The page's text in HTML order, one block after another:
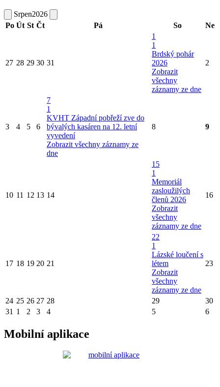
Srpen2026
Po Út St Čt Pá So Ne
27 28 29 30 31
1
1
Brdský pohár
2026
Zobrazit
všechny
záznamy ze dne
2
3 4 5 6
7
1
KVHT Západní pobřeží zve do
bývalých kasáren na 12. letní
vyvedení
Zobrazit všechny záznamy ze
dne
8 9
10 11 12 13 14
15
1
Memoriál
zasloužilých
členů 2026
Zobrazit
všechny
záznamy ze dne
16
17 18 19 20 21
22
1
Lázské loučení s
létem
Zobrazit
všechny
záznamy ze dne
23
24 25 26 27 28 29
30
31 1 2 3 4 5 6
Mobilní aplikace